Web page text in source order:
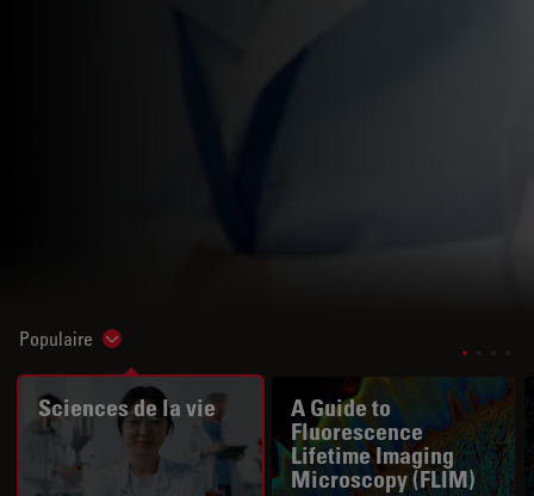
Populaire Show subnavigation
Sciences de la vie
A Guide to
Fluorescence
Lifetime Imaging
Microscopy (FLIM)